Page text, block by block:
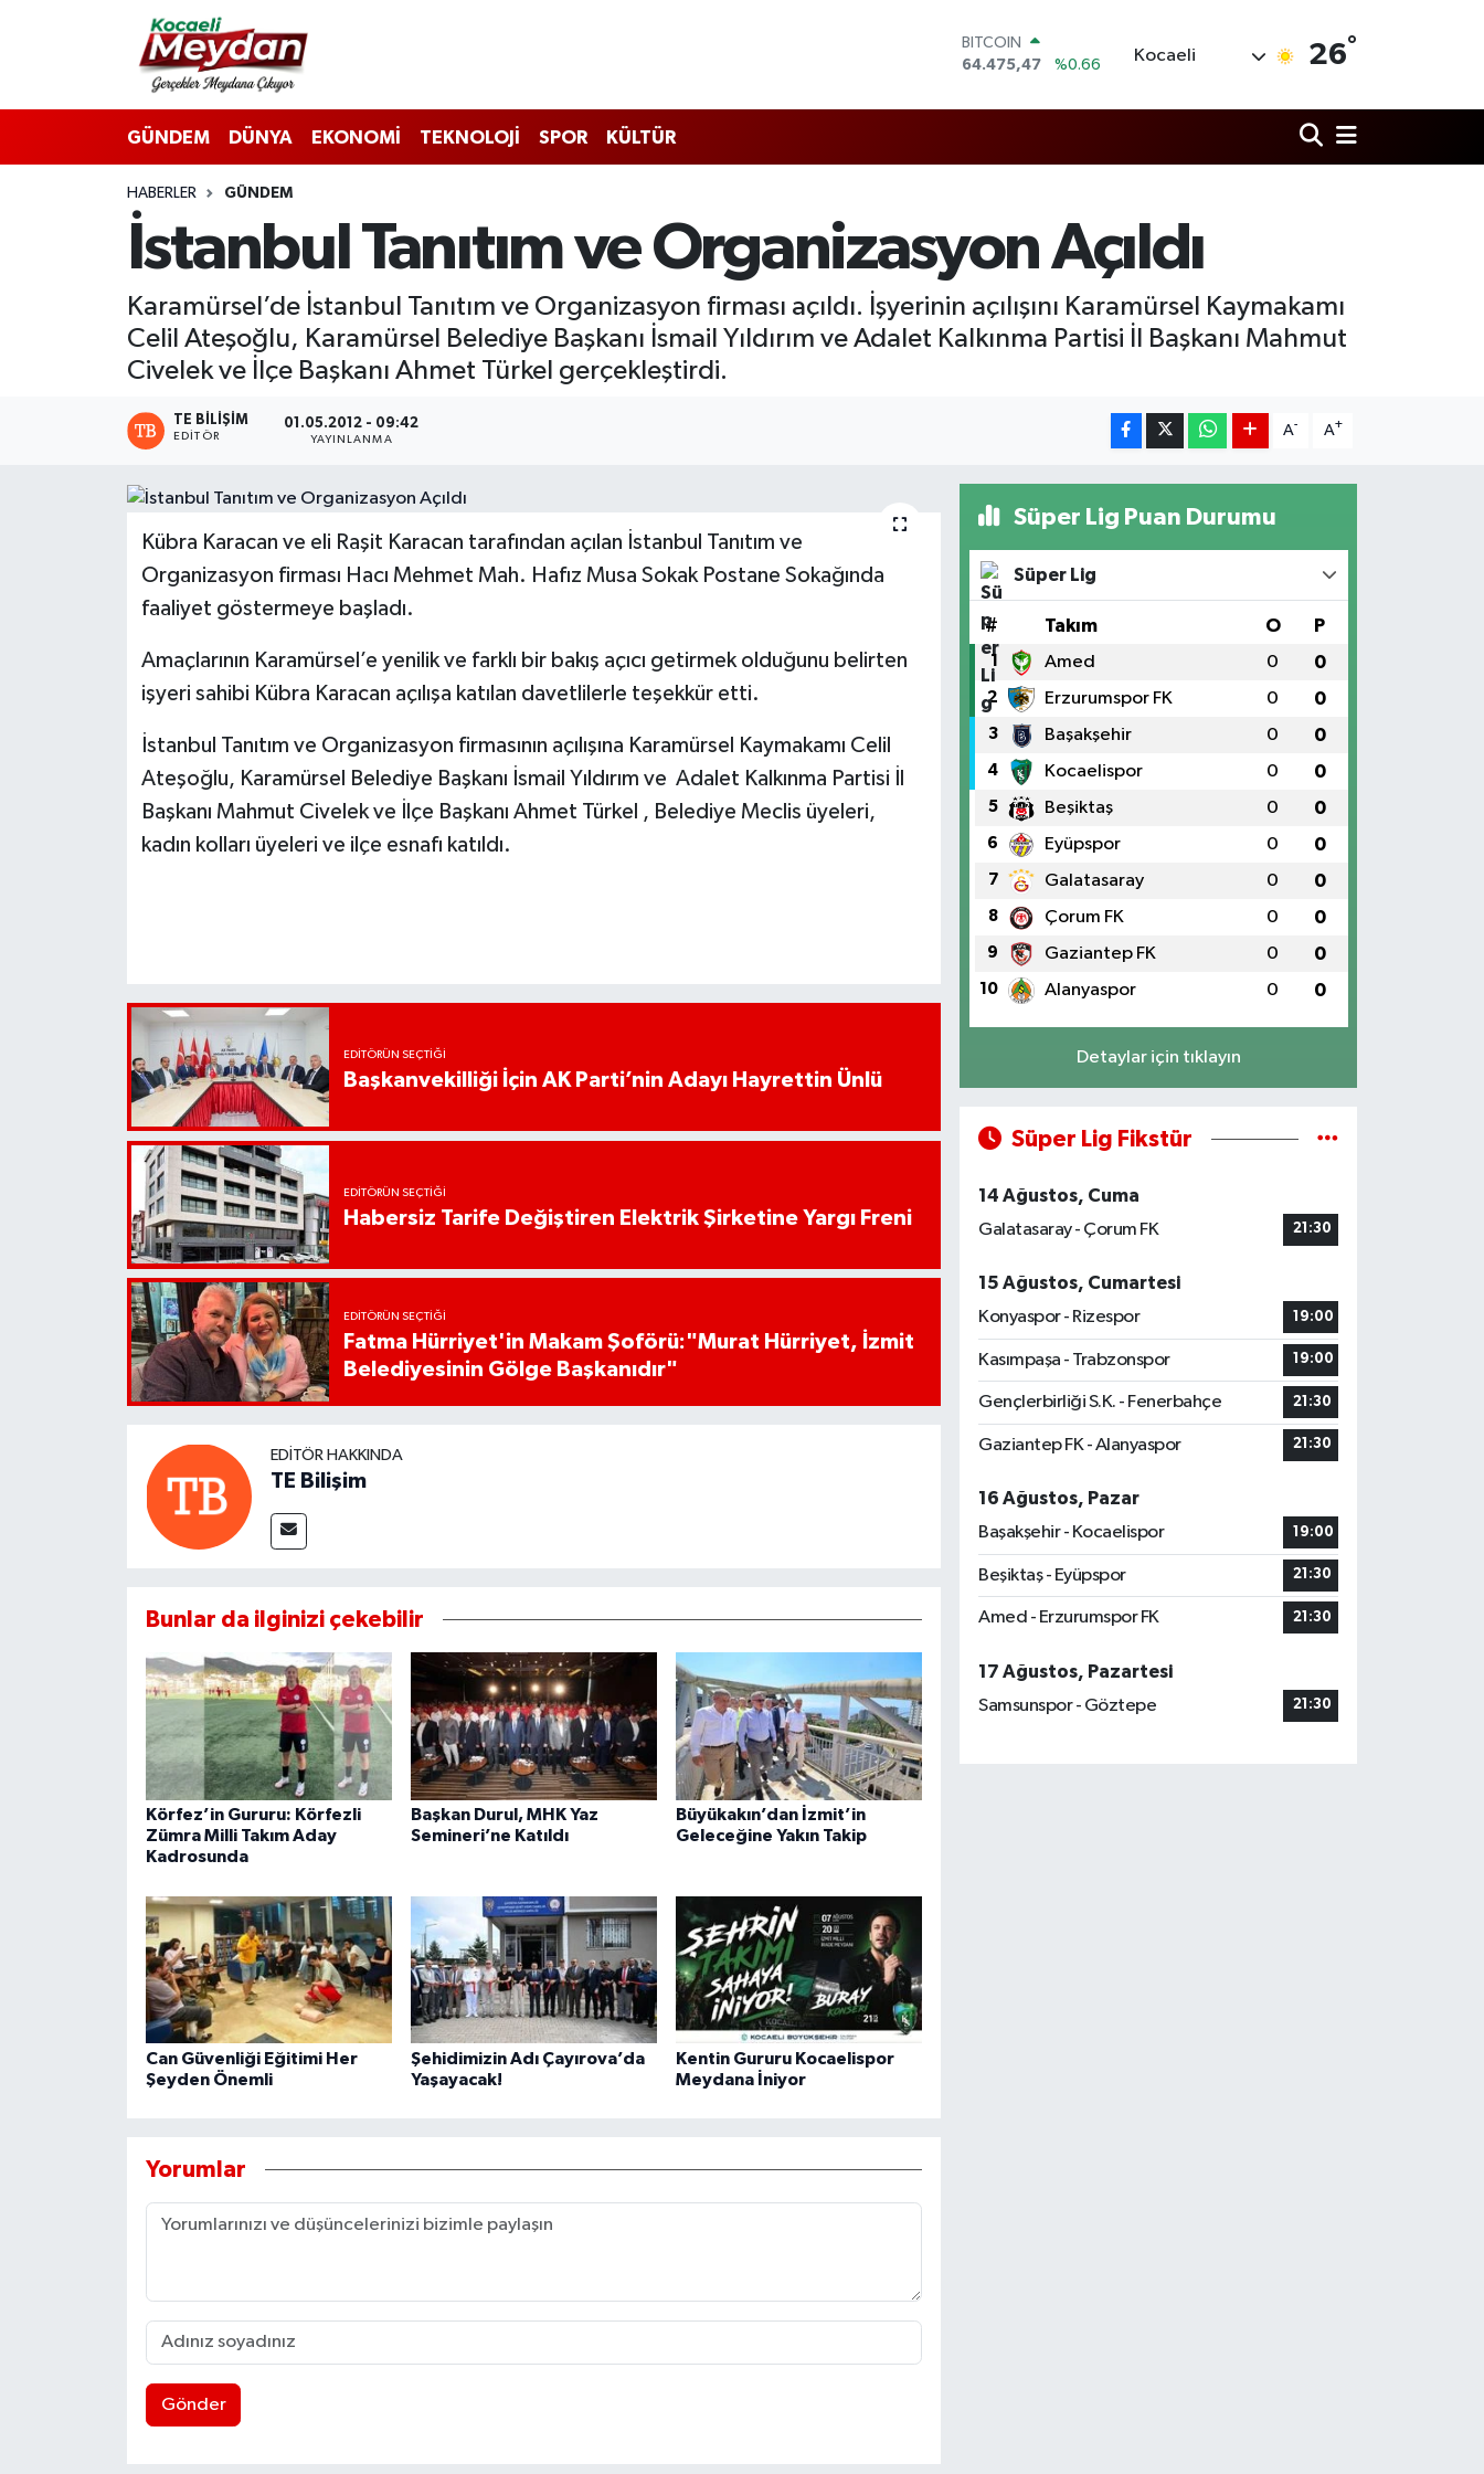
BITCOIN
64.475,47
%0.66
47,5971
%0.05
6518.23
%0.39
BİST100
Kocaeli 26°
GÜNDEM DÜNYA EKONOMİ TEKNOLOJİ SPOR KÜLTÜR
HABERLER GÜNDEM
İstanbul Tanıtım ve Organizasyon Açıldı
Karamürsel’de İstanbul Tanıtım ve Organizasyon firması açıldı. İşyerinin açılışını Karamürsel Kaymakamı
Celil Ateşoğlu, Karamürsel Belediye Başkanı İsmail Yıldırım ve Adalet Kalkınma Partisi İl Başkanı Mahmut
Civelek ve İlçe Başkanı Ahmet Türkel gerçekleştirdi.
TE BILIŞIM
EDITÖR
01.05.2012 - 09:42
YAYINLANMA
A- A+
Kübra Karacan ve eli Raşit Karacan tarafından açılan İstanbul Tanıtım ve
Organizasyon firması Hacı Mehmet Mah. Hafız Musa Sokak Postane Sokağında
faaliyet göstermeye başladı.
Amaçlarının Karamürsel’e yenilik ve farklı bir bakış açıcı getirmek olduğunu belirten
işyeri sahibi Kübra Karacan açılışa katılan davetlilerle teşekkür etti.
İstanbul Tanıtım ve Organizasyon firmasının açılışına Karamürsel Kaymakamı Celil
Ateşoğlu, Karamürsel Belediye Başkanı İsmail Yıldırım ve Adalet Kalkınma Partisi İl
Başkanı Mahmut Civelek ve İlçe Başkanı Ahmet Türkel , Belediye Meclis üyeleri,
kadın kolları üyeleri ve ilçe esnafı katıldı.
EDITÖRÜN SEÇTIĞI
Başkanvekilliği İçin AK Parti’nin Adayı Hayrettin Ünlü
EDITÖRÜN SEÇTIĞI
Habersiz Tarife Değiştiren Elektrik Şirketine Yargı Freni
EDITÖRÜN SEÇTIĞI
Fatma Hürriyet'in Makam Şoförü:"Murat Hürriyet, İzmit
Belediyesinin Gölge Başkanıdır"
EDITÖR HAKKINDA
TE Bilişim
Bunlar da ilginizi çekebilir
Körfez’in Gururu: Körfezli
Zümra Milli Takım Aday
Kadrosunda
Başkan Durul, MHK Yaz
Semineri’ne Katıldı
Büyükakın’dan İzmit’in
Geleceğine Yakın Takip
Can Güvenliği Eğitimi Her
Şeyden Önemli
Şehidimizin Adı Çayırova’da
Yaşayacak!
Kentin Gururu Kocaelispor
Meydana İniyor
Yorumlar
Gönder
Süper Lig Puan Durumu
Süper Lig
# Takım O P
1 Amed 0 0
2 Erzurumspor FK 0 0
3 Başakşehir 0 0
4 Kocaelispor 0 0
5 Beşiktaş 0 0
6 Eyüpspor 0 0
7 Galatasaray 0 0
8 Çorum FK 0 0
9 Gaziantep FK 0 0
10 Alanyaspor 0 0
Detaylar için tıklayın
Süper Lig Fikstür
14 Ağustos, Cuma
Galatasaray - Çorum FK
21:30
15 Ağustos, Cumartesi
Konyaspor - Rizespor
19:00
Kasımpaşa - Trabzonspor 19:00
Gençlerbirliği S.K. - Fenerbahçe 21:30
Gaziantep FK - Alanyaspor 21:30
16 Ağustos, Pazar
Başakşehir - Kocaelispor
19:00
Beşiktaş - Eyüpspor 21:30
Amed - Erzurumspor FK 21:30
17 Ağustos, Pazartesi
Samsunspor - Göztepe
21:30
Nöbetçi Eczaneler
Hava Durumu
Trafik Durumu
Süper Lig Puan Durumu ve Fikstür
Tüm Manşetler
Son Dakika Haberleri
Haber Arşivi